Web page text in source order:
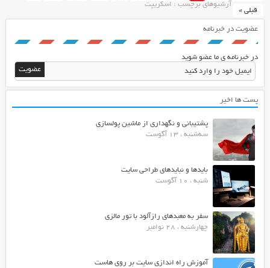
قبلی »
آرشیوهای برچسب : اسکریپت
عضویت در خبرنامه
در خبرنامه ی ما عضو شوید
پست ها اخیر
پشتیبانی و نگهداری از ماشین پولسازی
سه‌شنبه ، 13 آگوست
بایدها و نبایدهای طراحی سایت
شنبه ، 10 آگوست
سفر به معبدهای رازآلود با تور مالزی
چهارشنبه ، 28 نوامبر
آموزش راه اندازی سایت بر روی هاست